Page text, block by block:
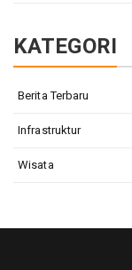
KATEGORI
Berita Terbaru
Infrastruktur
Wisata